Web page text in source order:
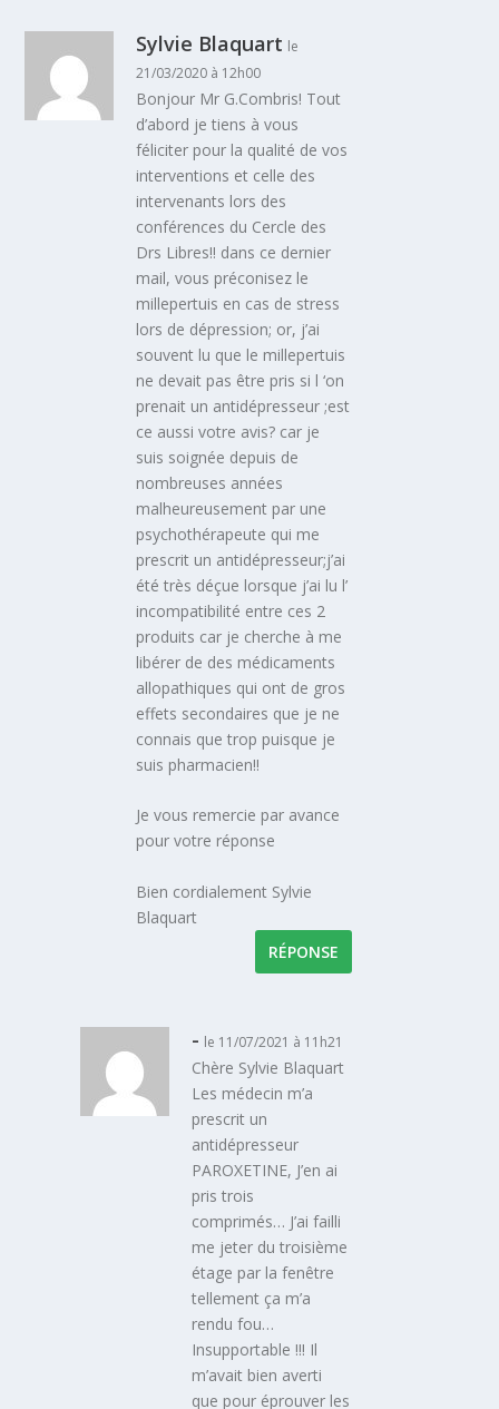
Sylvie Blaquart le
21/03/2020 à 12h00
Bonjour Mr G.Combris! Tout
d’abord je tiens à vous
féliciter pour la qualité de vos
interventions et celle des
intervenants lors des
conférences du Cercle des
Drs Libres!! dans ce dernier
mail, vous préconisez le
millepertuis en cas de stress
lors de dépression; or, j’ai
souvent lu que le millepertuis
ne devait pas être pris si l ‘on
prenait un antidépresseur ;est
ce aussi votre avis? car je
suis soignée depuis de
nombreuses années
malheureusement par une
psychothérapeute qui me
prescrit un antidépresseur;j’ai
été très déçue lorsque j’ai lu l’
incompatibilité entre ces 2
produits car je cherche à me
libérer de des médicaments
allopathiques qui ont de gros
effets secondaires que je ne
connais que trop puisque je
suis pharmacien!!
Je vous remercie par avance
pour votre réponse
Bien cordialement Sylvie
Blaquart
RÉPONSE
- le 11/07/2021 à 11h21
Chère Sylvie Blaquart
Les médecin m’a
prescrit un
antidépresseur
PAROXETINE, J’en ai
pris trois
comprimés… J’ai failli
me jeter du troisième
étage par la fenêtre
tellement ça m’a
rendu fou…
Insupportable !!! Il
m’avait bien averti
que pour éprouver les